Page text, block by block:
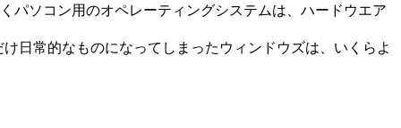
パソコン用のオペレーティングシステムは、ハードウエア
日常的なものになってしまったウィンドウズは、いくらよ